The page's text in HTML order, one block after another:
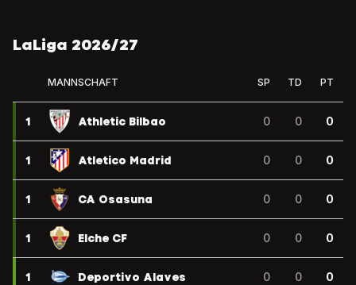
LaLiga 2026/27
MANNSCHAFT SP TD PT
1 Athletic Bilbao 0 0 0
1 Atletico Madrid 0 0 0
1 CA Osasuna 0 0 0
1 Elche CF 0 0 0
1 Deportivo Alaves 0 0 0